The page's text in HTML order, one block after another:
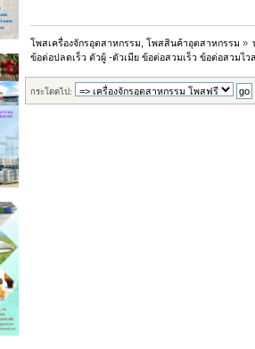
โพสเครื่องจักรอุตสาหกรรม, โพสสินค้าอุตสาหกรรม »
ข้อต่อปลดเร็ว ตัวผู้ -ตัวเมีย ข้อต่อสวมเร็ว ข้อต่อสวมไว
กระโดดไป: